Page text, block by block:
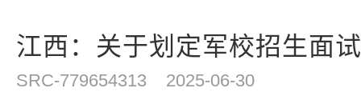
江西：关于划定军校招生面
SRC-779654313 2025-06-30